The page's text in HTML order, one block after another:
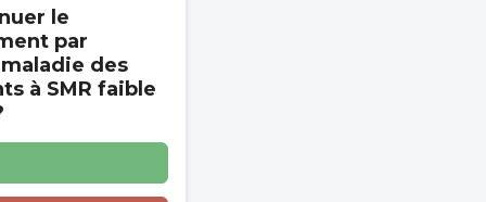
le
par
des
à SMR faible